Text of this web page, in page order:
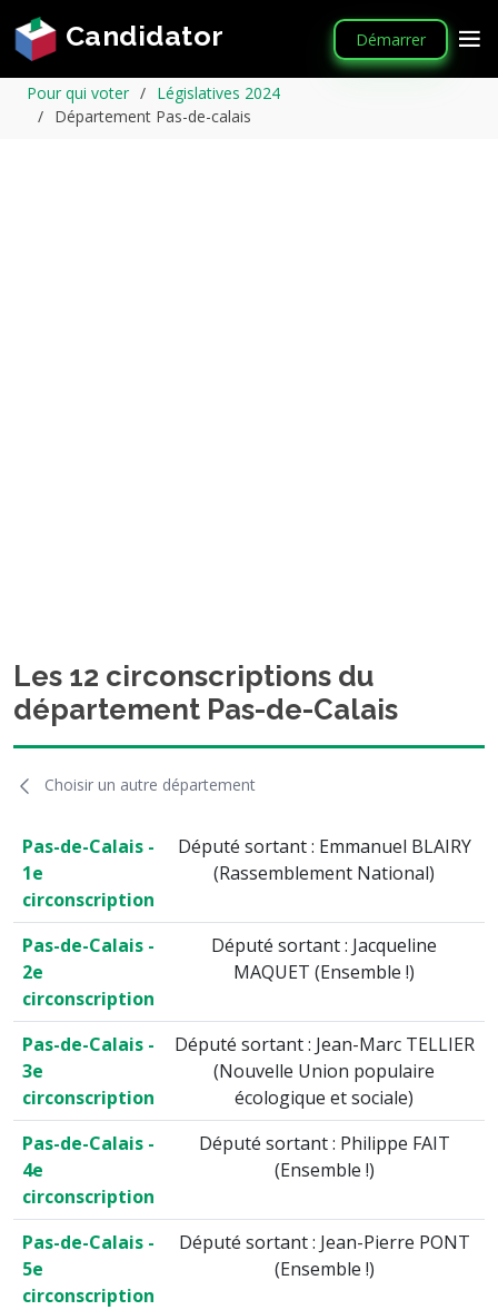
Candidator Démarrer
Pour qui voter
Législatives 2024
Département Pas-de-calais
Les 12 circonscriptions du
département Pas-de-Calais
Choisir un autre département
Pas-de-Calais -
1e
circonscription
Député sortant : Emmanuel BLAIRY
(Rassemblement National)
Pas-de-Calais -
2e
circonscription
Député sortant : Jacqueline
MAQUET (Ensemble !)
Pas-de-Calais -
3e
circonscription
Député sortant : Jean-Marc TELLIER
(Nouvelle Union populaire
écologique et sociale)
Pas-de-Calais -
4e
circonscription
Député sortant : Philippe FAIT
(Ensemble !)
Pas-de-Calais -
5e
circonscription
Député sortant : Jean-Pierre PONT
(Ensemble !)